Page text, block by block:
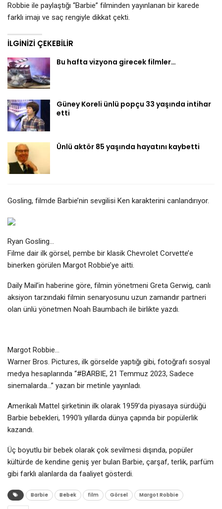
Robbie ile paylaştığı “Barbie” filminden yayınlanan bir karede
farklı imajı ve saç rengiyle dikkat çekti.
İLGINIZI ÇEKEBILIR
Bu hafta vizyona girecek filmler…
Güney Koreli ünlü popçu 33 yaşında intihar
etti
Ünlü aktör 85 yaşında hayatını kaybetti
Gosling, filmde Barbie’nin sevgilisi Ken karakterini canlandırıyor.
Ryan Gosling…
Filme dair ilk görsel, pembe bir klasik Chevrolet Corvette’e
binerken görülen Margot Robbie’ye aitti.
Daily Mail’in haberine göre, filmin yönetmeni Greta Gerwig, canlı
aksiyon tarzındaki filmin senaryosunu uzun zamandır partneri
olan ünlü yönetmen Noah Baumbach ile birlikte yazdı.
Margot Robbie…
Warner Bros. Pictures, ilk görselde yaptığı gibi, fotoğrafı sosyal
medya hesaplarında “#BARBIE, 21 Temmuz 2023, Sadece
sinemalarda…” yazan bir metinle yayınladı.
Amerikalı Mattel şirketinin ilk olarak 1959’da piyasaya sürdüğü
Barbie bebekleri, 1990’lı yıllarda dünya çapında bir popülerlik
kazandı.
Üç boyutlu bir bebek olarak çok sevilmesi dışında, popüler
kültürde de kendine geniş yer bulan Barbie, çarşaf, terlik, parfüm
gibi farklı alanlarda da faaliyet gösterdi.
Barbie Bebek film Görsel Margot Robbie